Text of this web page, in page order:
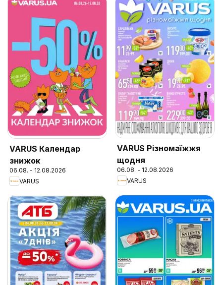
VARUS Календар
знижок
06.08. - 12.08.2026
VARUS
VARUS Різномаїжжя
щодня
06.08. - 12.08.2026
VARUS